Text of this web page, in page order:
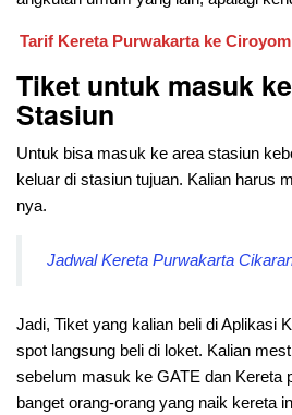
Tarif Kereta Purwakarta ke
Tiket untuk masuk
Stasiun
Untuk bisa masuk ke area stasiun
keluar di stasiun tujuan. Kalian harus
nya.
Jadwal Kereta Purwakarta
Jadi, Tiket yang kalian beli di Aplikasi
spot langsung beli di loket. Kalian
sebelum masuk ke GATE dan Kereta
banget orang-orang yang naik kereta